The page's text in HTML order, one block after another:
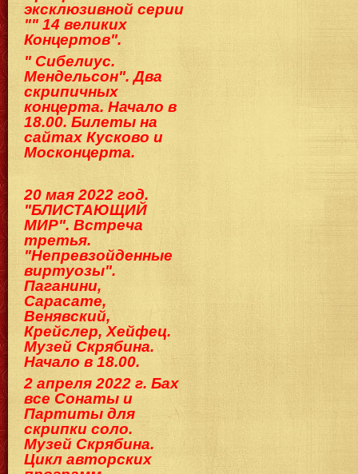
эксклюзивной серии
"" 14 великих
Концертов".
" Сибелиус.
Мендельсон". Два
скрипичных
концерта. Начало в
18.00. Билеты на
сайтах Кусково и
Москонцерта.
20 мая 2022 год.
"БЛИСТАЮЩИЙ
МИР". Встреча
третья.
"Непревзойденные
виртуозы".
Паганини,
Сарасате,
Венявский,
Крейслер, Хейфец.
Музей Скрябина.
Начало в 18.00.
2 апреля 2022 г. Бах
все Сонаты и
Партиты для
скрипки соло.
Музей Скрябина.
Цикл авторских